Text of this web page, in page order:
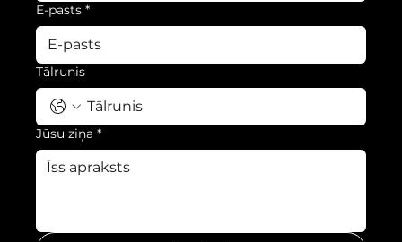
E-pasts *
Tālrunis
Jūsu ziņa *